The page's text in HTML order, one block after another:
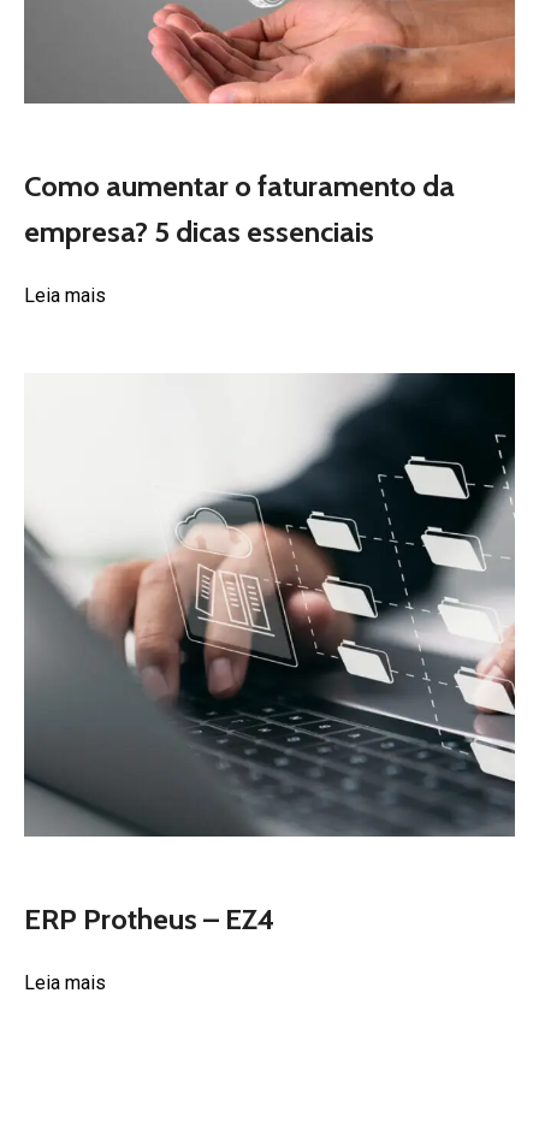
Como aumentar o faturamento da
empresa? 5 dicas essenciais
Leia mais
ERP Protheus – EZ4
Leia mais